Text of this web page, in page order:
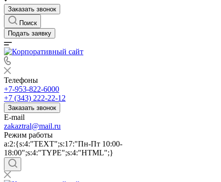
Заказать звонок
Поиск
Подать заявку
Телефоны
+7-953-822-6000
+7 (343) 222-22-12
Заказать звонок
E-mail
zakaztral@mail.ru
Режим работы
a:2:{s:4:"TEXT";s:17:"Пн-Пт 10:00-
18:00";s:4:"TYPE";s:4:"HTML";}